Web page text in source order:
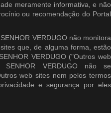
meramente informativa, e não
ou recomendação do Portal
VERDUGO não monitora
que, de alguma forma, estão
VERDUGO ("Outros web
VERDUGO não se
web sites nem pelos termos
e segurança por eles